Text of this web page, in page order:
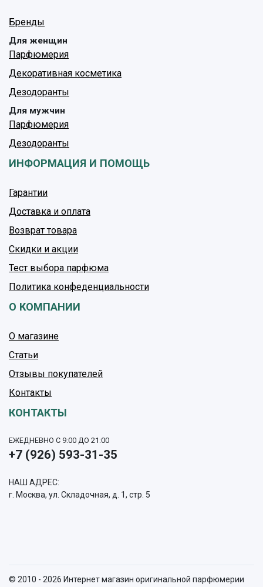
Бренды
Для женщин
Парфюмерия
Декоративная косметика
Дезодоранты
Для мужчин
Парфюмерия
Дезодоранты
ИНФОРМАЦИЯ И ПОМОЩЬ
Гарантии
Доставка и оплата
Возврат товара
Скидки и акции
Тест выбора парфюма
Политика конфеденциальности
О КОМПАНИИ
О магазине
Статьи
Отзывы покупателей
Контакты
КОНТАКТЫ
ЕЖЕДНЕВНО С 9:00 ДО 21:00
+7 (926) 593-31-35
НАШ АДРЕС:
г. Москва, ул. Складочная, д. 1, стр. 5
© 2010 - 2026 Интернет магазин оригинальной парфюмерии